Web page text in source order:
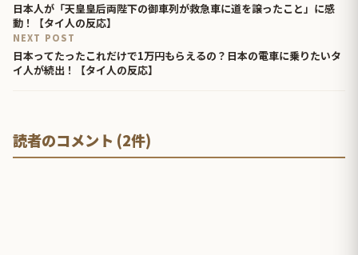
日本人が「天皇皇后両陛下の御車列が救急車に道を譲ったこと」に感
動！【タイ人の反応】
NEXT POST
日本ってたったこれだけで1万円もらえるの？日本の電車に乗りたいタ
イ人が続出！【タイ人の反応】
読者のコメント (2件)